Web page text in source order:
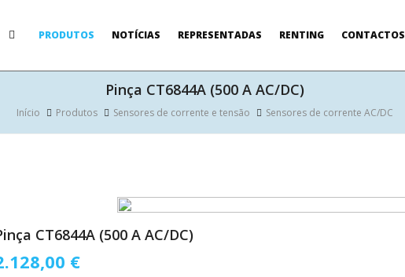
PRODUTOS NOTÍCIAS REPRESENTADAS RENTING CONTACTOS
Pinça CT6844A (500 A AC/DC)
Início Produtos Sensores de corrente e tensão Sensores de corrente AC/DC
CT6844A (500 A AC/DC)
€